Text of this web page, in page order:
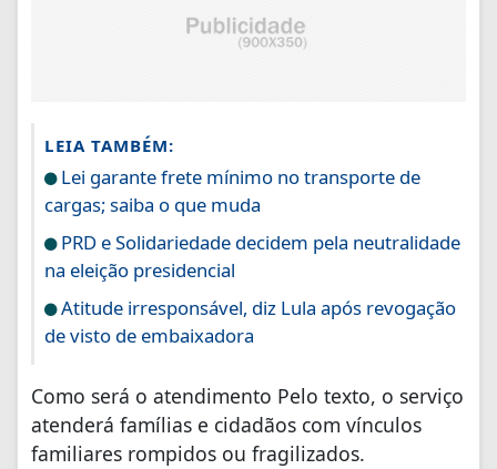
LEIA TAMBÉM:
Lei garante frete mínimo no transporte de
cargas; saiba o que muda
PRD e Solidariedade decidem pela neutralidade
na eleição presidencial
Atitude irresponsável, diz Lula após revogação
de visto de embaixadora
Como será o atendimento Pelo texto, o serviço
atenderá famílias e cidadãos com vínculos
familiares rompidos ou fragilizados.